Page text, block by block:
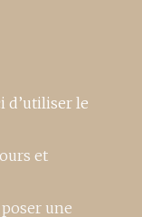
d’utiliser le
et
une